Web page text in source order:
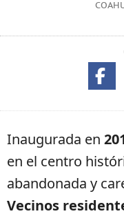
Inaugurada en
en el centro
abandonada y
Vecinos